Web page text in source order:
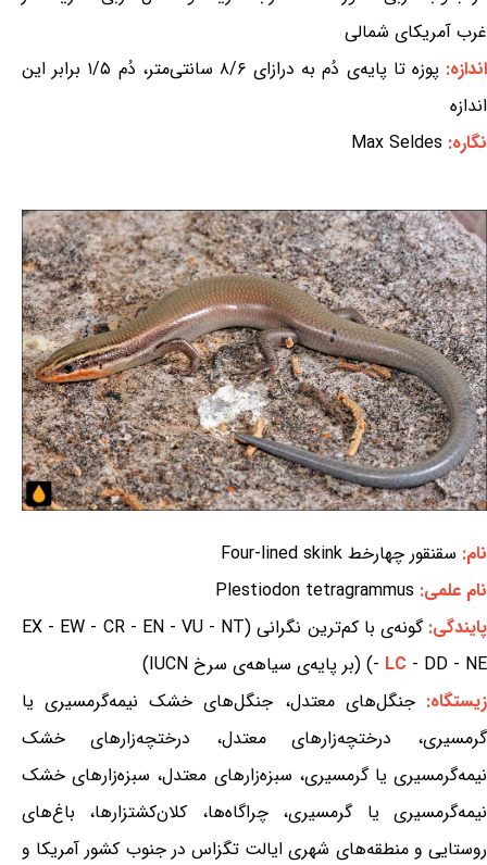
غرب آمریکای شمالی
اندازه:
پوزه تا پایه‌ی دُم به درازای ۸/۶ سانتی‌متر، دُم ۱/۵ برابر این
اندازه
نگاره: Max Seldes
نام: سقنقور چهارخط Four-lined skink
نام علمی: Plestiodon tetragrammus
پایندگی:
گونه‌ی با کم‌ترین نگرانی (EX - EW - CR - EN - VU - NT
- LC - DD - NE) (بر پایه‌ی سیاهه‌ی سرخ IUCN)
زیستگاه:جنگل‌های معتدل، جنگل‌های خشک نیمه‌گرمسیری یا
گرمسیری، درختچه‌زارهای معتدل، درختچه‌زارهای خشک
نیمه‌گرمسیری یا گرمسیری، سبزه‌زارهای معتدل، سبزه‌زارهای خشک
نیمه‌گرمسیری یا گرمسیری، چراگاه‌ها، کلان‌کشتزارها، باغ‌های
روستایی و منطقه‌های شهری ایالت تگزاس در جنوب کشور آمریکا و